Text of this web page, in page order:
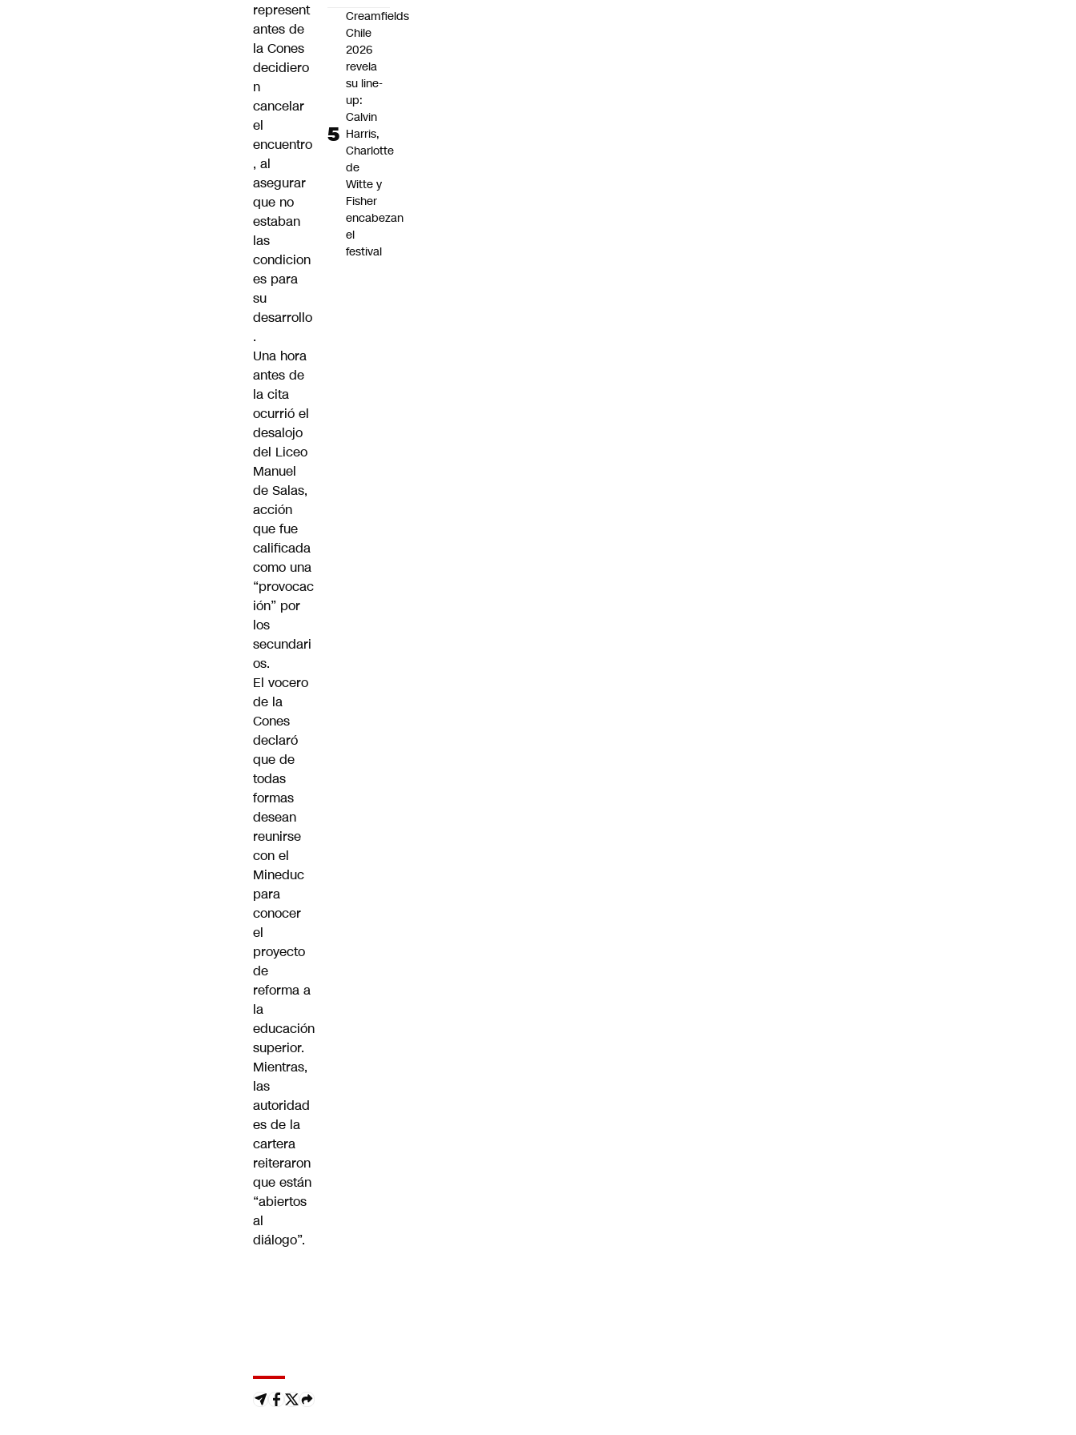
represent
antes de
la Cones
decidiero
n
cancelar
el
encuentro
, al
asegurar
que no
estaban
las
condicion
es para
su
desarrollo
.
Una hora
antes de
la cita
ocurrió el
desalojo
del Liceo
Manuel
de Salas,
acción
que fue
calificada
como una
“provocac
ión” por
los
secundari
os.
El vocero
de la
Cones
declaró
que de
todas
formas
desean
reunirse
con el
Mineduc
para
conocer
el
proyecto
de
reforma a
la
educación
superior.
Mientras,
las
autoridad
es de la
cartera
reiteraron
que están
“abiertos
al
diálogo”.
Creamfields
Chile
2026
revela
su line-
up:
Calvin
Harris,
Charlotte
de
Witte y
Fisher
encabezan
el
festival